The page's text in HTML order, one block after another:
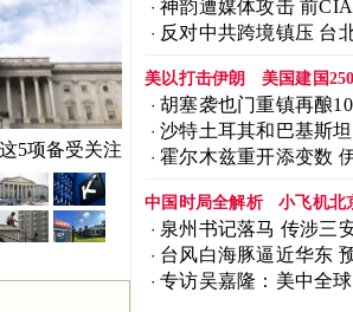
5项备受关注
神韵遭媒体攻击 前
反对中共跨境镇压 台
美以打击伊朗 美国建国
胡塞袭也门重镇再酿
沙特土耳其和巴基斯
霍尔木兹重开添变数
中国时局全解析 小飞机北
泉州书记落马 传涉三
台风白海豚逼近华东
专访吴嘉隆：美中全